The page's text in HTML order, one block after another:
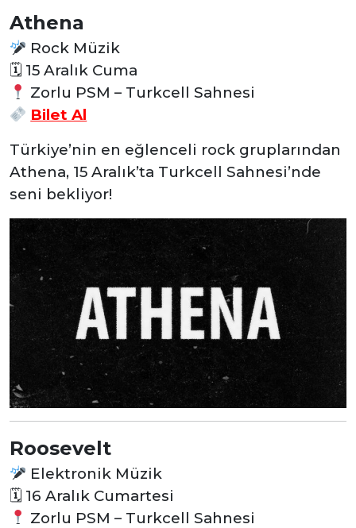
Athena
Rock Müzik
🗓 15 Aralık Cuma
Zorlu PSM – Turkcell Sahnesi
Bilet Al
Türkiye’nin en eğlenceli rock gruplarından
Athena, 15 Aralık’ta Turkcell Sahnesi’nde
seni bekliyor!
Roosevelt
Elektronik Müzik
🗓 16 Aralık Cumartesi
Zorlu PSM – Turkcell Sahnesi